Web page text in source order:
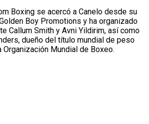
Boxing se acercó a Canelo desde su
Boy Promotions y ha organizado
Callum Smith y Avni Yildirim, así como
dueño del título mundial de peso
Organización Mundial de Boxeo.